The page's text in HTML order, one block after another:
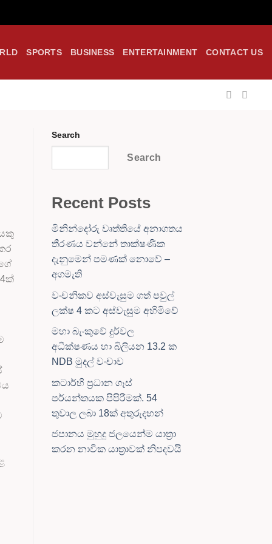
SPORTS BUSINESS ENTERTAINMENT CONTACT US
Search
Search
Recent Posts
මිනින්දෝරු වෘත්තියේ අනාගතය
තීරණය වන්නේ තාක්ෂණික
දැනුමෙන් පමණක් නොවේ –
අගමැති
වංචනිකව අස්වැසුම ගත් පවුල්
ලක්ෂ 4 කට අස්වැසුම අහිමිවේ
මහා බැංකුවේ දුර්වල
අධීක්ෂණය හා බිලියන 13.2 ක
NDB මුදල් වංචාව
කටාර්හි ප්‍රධාන ගෑස්
පර්යන්තයක පිපිරීමක්. 54
තුවාල ලබා 18ක් අතුරුදහන්
ජපානය මුහුදු ජලයෙන්ම යාත්‍රා
කරන නාවික යාත්‍රාවක් නිපදවයි